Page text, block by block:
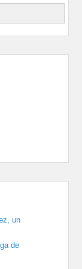
un
de